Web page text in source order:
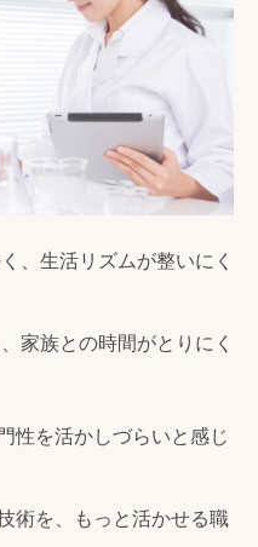
、生活リズムが整いにく
家族との時間がとりにく
性を活かしづらいと感じ
術を、もっと活かせる職